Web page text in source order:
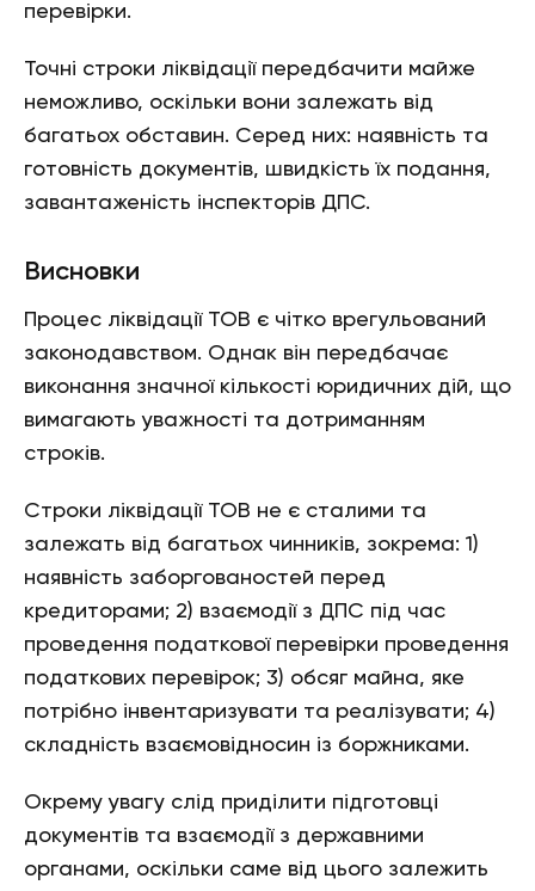
перевірки.
Точні строки ліквідації передбачити майже
неможливо, оскільки вони залежать від
багатьох обставин. Серед них: наявність та
готовність документів, швидкість їх подання,
завантаженість інспекторів ДПС.
Висновки
Процес ліквідації ТОВ є чітко врегульований
законодавством. Однак він передбачає
виконання значної кількості юридичних дій, що
вимагають уважності та дотриманням
строків.
Строки ліквідації ТОВ не є сталими та
залежать від багатьох чинників, зокрема: 1)
наявність заборгованостей перед
кредиторами; 2) взаємодії з ДПС під час
проведення податкової перевірки проведення
податкових перевірок; 3) обсяг майна, яке
потрібно інвентаризувати та реалізувати; 4)
складність взаємовідносин із боржниками.
Окрему увагу слід приділити підготовці
документів та взаємодії з державними
органами, оскільки саме від цього залежить